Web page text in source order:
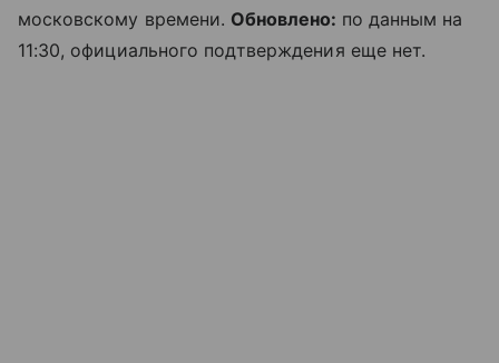
московскому времени. Обновлено: по данным на
11:30, официального подтверждения еще нет.